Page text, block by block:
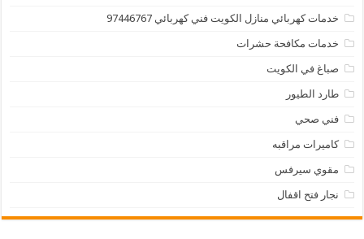
خدمات كهربائي منازل الكويت فني كهربائي 97446767
خدمات مكافحة حشرات
صباغ في الكويت
طارد الطيور
فني صحي
كاميرات مراقبه
مقوي سيرفس
نجار فتح اقفال